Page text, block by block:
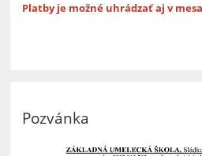
Platby je možné uhrádzať aj v
Pozvánka